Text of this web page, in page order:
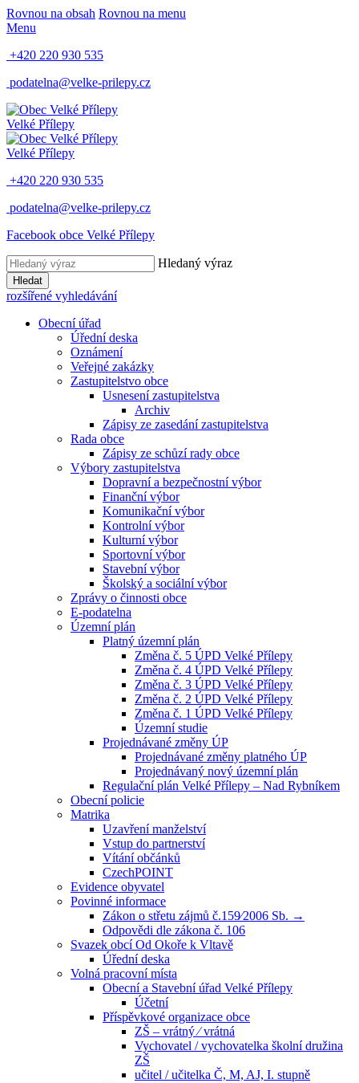
Rovnou na obsah Rovnou na menu
Menu
+420 220 930 535
podatelna@velke-prilepy.cz
Velké Přílepy
Velké Přílepy
+420 220 930 535
podatelna@velke-prilepy.cz
Facebook obce Velké Přílepy
Hledaný výraz
Hledat
rozšířené vyhledávání
Obecní úřad
Úřední deska
Oznámení
Veřejné zakázky
Zastupitelstvo obce
Usnesení zastupitelstva
Archiv
Zápisy ze zasedání zastupitelstva
Rada obce
Zápisy ze schůzí rady obce
Výbory zastupitelstva
Dopravní a bezpečnostní výbor
Finanční výbor
Komunikační výbor
Kontrolní výbor
Kulturní výbor
Sportovní výbor
Stavební výbor
Školský a sociální výbor
Zprávy o činnosti obce
E-podatelna
Územní plán
Platný územní plán
Změna č. 5 ÚPD Velké Přílepy
Změna č. 4 ÚPD Velké Přílepy
Změna č. 3 ÚPD Velké Přílepy
Změna č. 2 ÚPD Velké Přílepy
Změna č. 1 ÚPD Velké Přílepy
Územní studie
Projednávané změny ÚP
Projednávané změny platného ÚP
Projednávaný nový územní plán
Regulační plán Velké Přílepy – Nad Rybníkem
Obecní policie
Matrika
Uzavření manželství
Vstup do partnerství
Vítání občánků
CzechPOINT
Evidence obyvatel
Povinné informace
Zákon o střetu zájmů č.159⁄2006 Sb. →
Odpovědi dle zákona č. 106
Svazek obcí Od Okoře k Vltavě
Úřední deska
Volná pracovní místa
Obecní a Stavební úřad Velké Přílepy
Účetní
Příspěvkové organizace obce
ZŠ – vrátný ⁄ vrátná
Vychovatel / vychovatelka školní družina
ZŠ
učitel / učitelka Č, M, AJ, I. stupně